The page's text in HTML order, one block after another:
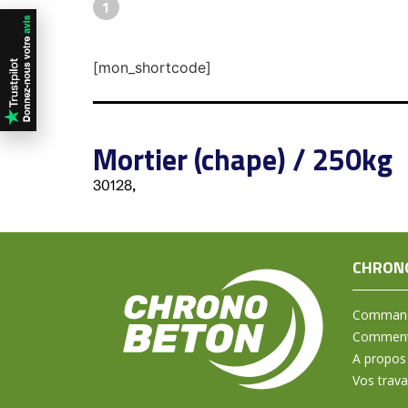
1
[mon_shortcode]
Mortier (chape) / 250kg
30128,
A propos
Vos